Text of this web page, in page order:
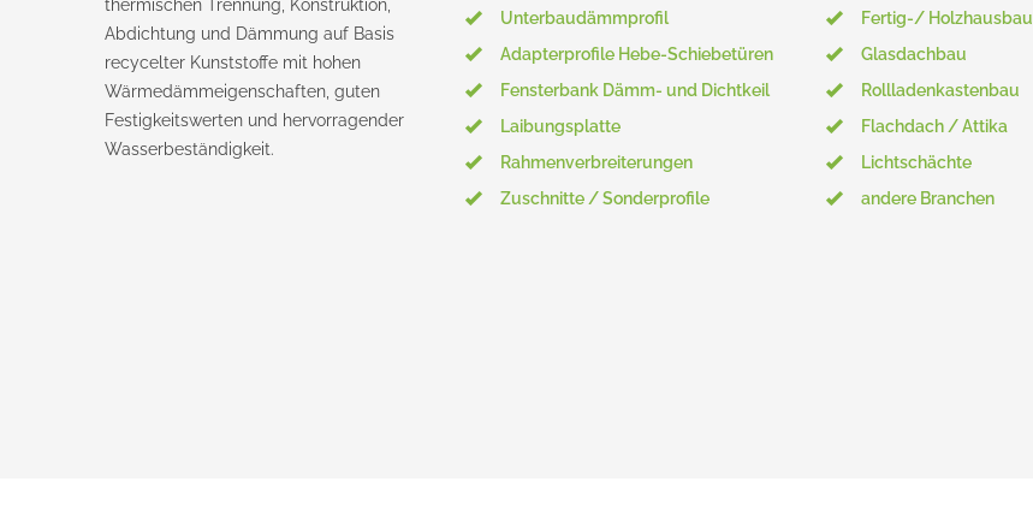
thermischen Trennung, Konstruktion,
Abdichtung und Dämmung auf Basis
recycelter Kunststoffe mit hohen
Wärmedämmeigenschaften, guten
Festigkeitswerten und hervorragender
Wasserbeständigkeit.
Unterbaudämmprofil
Adapterprofile Hebe-Schiebetüren
Fensterbank Dämm- und Dichtkeil
Laibungsplatte
Rahmenverbreiterungen
Zuschnitte / Sonderprofile
Fertig-/ Holzhausbau
Glasdachbau
Rollladenkastenbau
Flachdach / Attika
Lichtschächte
andere Branchen